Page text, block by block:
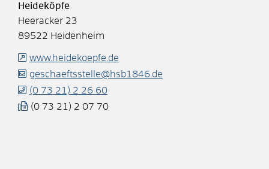
Heideköpfe
Heeracker 23
89522 Heidenheim
www.heidekoepfe.de
geschaeftsstelle@hsb1846.de
(0 73 21) 2 26 60
(0 73 21) 2 07 70